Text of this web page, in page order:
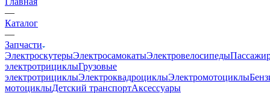
—
Каталог
—
Запчасти
ЭлектроскутерыЭлектросамокатыЭлектровелосипеды
электротрициклыГрузовые
электротрициклыЭлектроквадроциклыЭлектромотоциклы
мотоциклыДетский транспортАксессуары